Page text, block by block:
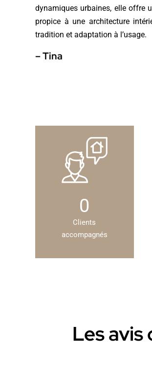
dynamiques urbaines, elle offre
propice à une architecture
tradition et adaptation à l’usage.
– Tina
0
Clients
accompagnés
Les avis